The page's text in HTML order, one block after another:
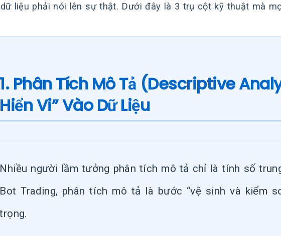
liệu phải nói lên sự thật. Dưới đây là 3 trụ cột kỹ thuật mà
1. Phân Tích Mô Tả (Descriptive
Hiển Vi” Vào Dữ Liệu
Nhiều người lầm tưởng phân tích mô tả chỉ là tính số
Bot Trading, phân tích mô tả là bước “vệ sinh và kiểm
trọng.